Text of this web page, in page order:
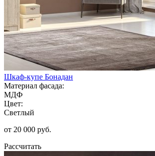
Шкаф-купе Бонадан
Материал фасада:
МДФ
Цвет:
Светлый
от 20 000 руб.
Рассчитать